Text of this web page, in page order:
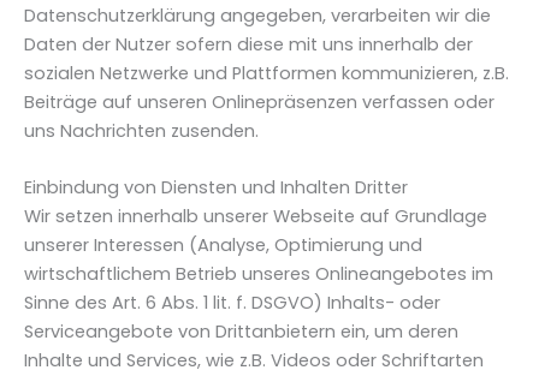
Datenschutzerklärung angegeben, verarbeiten wir die
Daten der Nutzer sofern diese mit uns innerhalb der
sozialen Netzwerke und Plattformen kommunizieren, z.B.
Beiträge auf unseren Onlinepräsenzen verfassen oder
uns Nachrichten zusenden.
Einbindung von Diensten und Inhalten Dritter
Wir setzen innerhalb unserer Webseite auf Grundlage
unserer Interessen (Analyse, Optimierung und
wirtschaftlichem Betrieb unseres Onlineangebotes im
Sinne des Art. 6 Abs. 1 lit. f. DSGVO) Inhalts- oder
Serviceangebote von Drittanbietern ein, um deren
Inhalte und Services, wie z.B. Videos oder Schriftarten